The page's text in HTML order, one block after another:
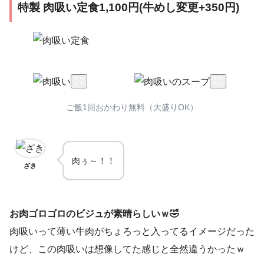
特製 肉吸い定食1,100円(牛めし変更+350円)
ご飯1回おかわり無料（大盛りOK）
ざき 肉ぅ～！！
お肉ゴロゴロのビジュが素晴らしいｗ🤣
肉吸いって薄い牛肉がちょろっと入ってるイメージだった
けど、この肉吸いは想像してた感じと全然違うかったｗ